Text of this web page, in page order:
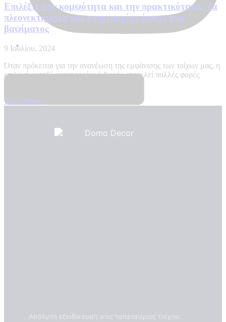
Επιλέξτε την κομψότητα και την πρακτικότητα: Τα
πλεονεκτήματα της ταπετσαρίας έναντι του
βαψίματος
9 Ιουλίου, 2024
Όταν πρόκειται για την ανανέωση της εμφάνισης των τοίχων μας, η
επιλογή μεταξύ ταπετσαρίας ή βαφής αποτελεί πολλές φορές
Read More »
Απόλυτη εξειδίκευση στις ταπετσαρίες τοίχου.